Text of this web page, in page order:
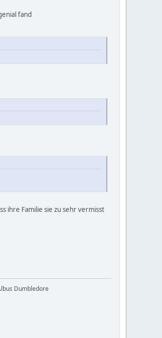
fand
ihre Familie sie zu sehr vermisst
Dumbledore